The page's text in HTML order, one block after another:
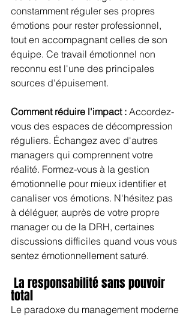
constamment réguler ses propres
émotions pour rester professionnel,
tout en accompagnant celles de son
équipe. Ce travail émotionnel non
reconnu est l'une des principales
sources d'épuisement.
Comment réduire l'impact : Accordez-
vous des espaces de décompression
réguliers. Échangez avec d'autres
managers qui comprennent votre
réalité. Formez-vous à la gestion
émotionnelle pour mieux identifier et
canaliser vos émotions. N'hésitez pas
à déléguer, auprès de votre propre
manager ou de la DRH, certaines
discussions difficiles quand vous vous
sentez émotionnellement saturé.
total
Le paradoxe du management moderne